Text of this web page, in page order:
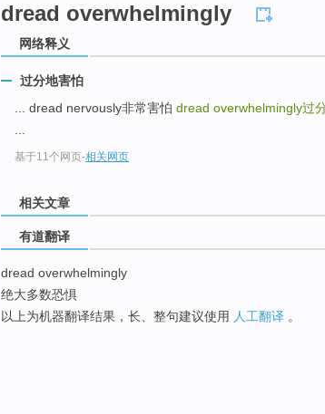
dread overwhelmingly
网络释义
过分地害怕
... dread nervously非常害怕 dread overwhelmingly过
基于11个网页-相关网页
相关文章
有道翻译
dread overwhelmingly
绝大多数恐惧
以上为机器翻译结果，长、整句建议使用 人工翻译 。